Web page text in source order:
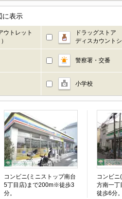
に表示
ウトレット
ドラッグストア
ディスカウント
警察署・交番
小学校
コンビニ(ミニストップ南台
5丁目店)まで200m※徒歩3
分。
コンビニ
方南一
徒歩6分。